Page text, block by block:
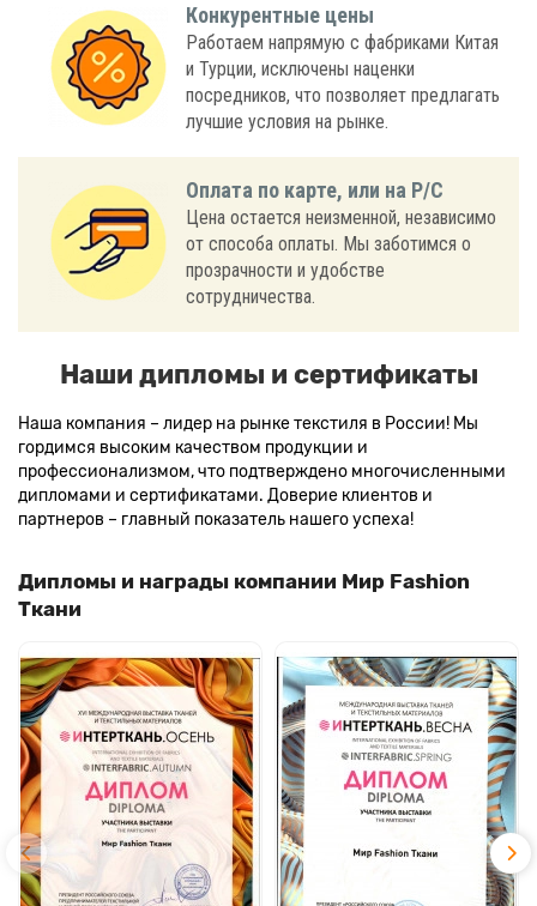
Конкурентные цены
Работаем напрямую с фабриками Китая
и Турции, исключены наценки
посредников, что позволяет предлагать
лучшие условия на рынке.
Оплата по карте, или на Р/С
Цена остается неизменной, независимо
от способа оплаты. Мы заботимся о
прозрачности и удобстве
сотрудничества.
Наши дипломы и сертификаты
Наша компания – лидер на рынке текстиля в России! Мы
гордимся высоким качеством продукции и
профессионализмом, что подтверждено многочисленными
дипломами и сертификатами. Доверие клиентов и
партнеров – главный показатель нашего успеха!
Дипломы и награды компании Мир Fashion
Ткани